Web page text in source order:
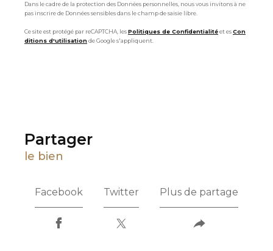
Dans le cadre de la protection des Données personnelles, nous vous invitons à ne
pas inscrire de Données sensibles dans le champ de saisie libre.
Ce site est protégé par reCAPTCHA, lesPolitiques de Confidentialitéet esCon
ditions d'utilisationde Google s'appliquent.
partager
le bien
Facebook Twitter Plus de partage